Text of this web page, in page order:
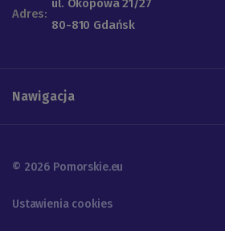
Adres:
ul. Okopowa 21/27
80-810 Gdańsk
Nawigacja
© 2026 Pomorskie.eu
Ustawienia cookies